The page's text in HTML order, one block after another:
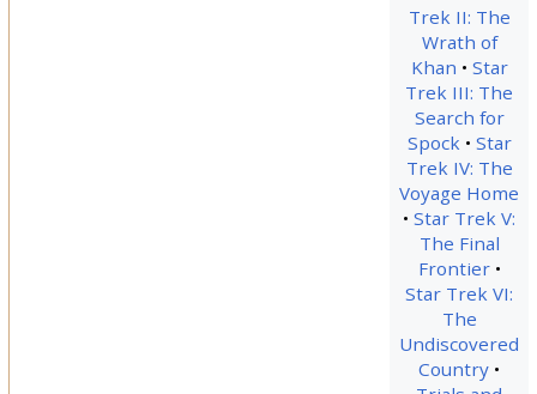
Trek II: The
Wrath of
Khan
Star
Trek III: The
Search for
Spock
Star
Trek IV: The
Voyage Home
Star Trek V:
The Final
Frontier
Star Trek VI:
The
Undiscovered
Country